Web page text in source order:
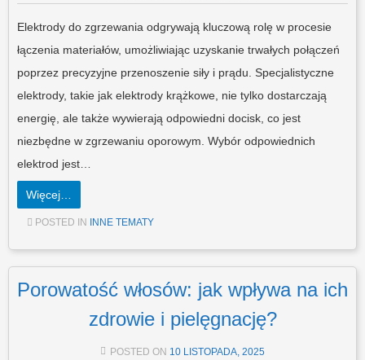
Elektrody do zgrzewania odgrywają kluczową rolę w procesie
łączenia materiałów, umożliwiając uzyskanie trwałych połączeń
poprzez precyzyjne przenoszenie siły i prądu. Specjalistyczne
elektrody, takie jak elektrody krążkowe, nie tylko dostarczają
energię, ale także wywierają odpowiedni docisk, co jest
niezbędne w zgrzewaniu oporowym. Wybór odpowiednich
elektrod jest…
Więcej…
POSTED IN INNE TEMATY
Porowatość włosów: jak wpływa na ich
zdrowie i pielęgnację?
POSTED ON 10 LISTOPADA, 2025